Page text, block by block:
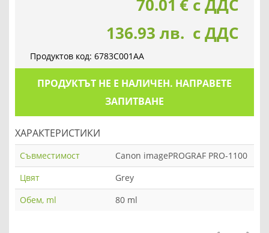
70.01 € с ДДС
136.93 лв. с ДДС
Продуктов код: 6783C001AA
ПРОДУКТЪТ НЕ Е НАЛИЧЕН. НАПРАВЕТЕ
ЗАПИТВАНЕ
ХАРАКТЕРИСТИКИ
Съвместимост
Canon imagePROGRAF PRO-1100
Цвят
Grey
Обем, ml
80 ml